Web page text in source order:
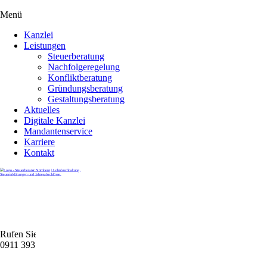
Menü
Kanzlei
Leistungen
Steuerberatung
Nachfolgeregelung
Konfliktberatung
Gründungsberatung
Gestaltungsberatung
Aktuelles
Digitale Kanzlei
Mandantenservice
Karriere
Kontakt
Rufen Sie uns gerne an
0911 39372790